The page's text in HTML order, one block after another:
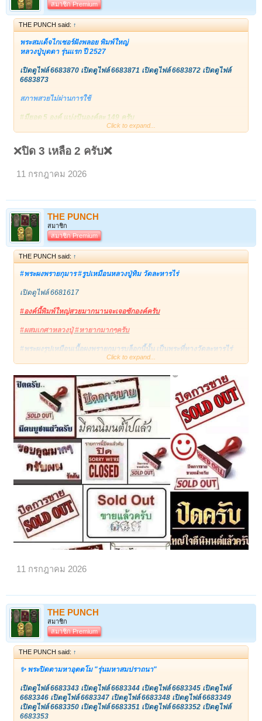
‎#ดังนั้นใครที่บูชาเหรียญนี้ติดตัวไว้ #จะมีแต่ชัยชนะเท่านั้น #คำว่าแพ้ไม่มี
#มีแต่ชนะอย่างเดียว ขอให้บูชาและเคารพอย่างจริงจัง และที่สำคัญ พระที่
ทำการพุทธาภิเษก ล้วนแต่ เป็นพระโพธิสัตว์ และ พระอรหันทั้งนั้น ยิ่งทำให้มี
อนุภาพสูงสุด
‎9 มหาราช ชาติไทย ล้วนแต่เป็นพระโพธิสัตว์ ทั้งหมด เพราะทุก พระองค์
ปรารถนา พุทธภูมิ และต่อไปท่านต้องตรัสรู้ เป็นองค์พระสัมมาสัมพุทธเจ้า
ทั้ง 9 พระองค์ สร้างเมื่อปี 2530 ปลุกเสก 10 ครั้ง
‎• จัดสร้างโดยสภาสังคมสงเคราะห์แห่งประเทศไทยในพระบรมราชูปถัมภ์
ในวโรกาสที่พระบาทสมเด็จพระเจ้าอยู่หัว
‎ภูมิพลอดุลยเดชมหาราช ทรงเจริญพระชนม์พรรษา 5 รอบ เมื่อวันที่ 5
‎สมเด็จพระพุทธโฆษาจารย์ วัดสามพระยา,
พระมหาวีระถาวโร (ลพ.ฤาษีลิงดำ วัดท่าซุง),
‎พระอาจารย์ ชื้น พุทธสาโร วัดญาณเสน,
‎พระครูสันติวรญาณ(สิม) วัดถ้ำผาปล่อง,
‎พระอุดมสังวรเถร(ลพ.อุตตมะ) วัดวังวิเวการาม,
‎พระครูฐาปนกิจสุนทร(ลพ.เปิ่น) วัดบางพระ,
‎พระครูปริมานุรักษ์(ลพ.พูล) วัดไผ่ล้อม,
‎หลวงปู่ม่น วัดเนินตามาก,
‎พระครูเกษมธรรมนันท์(ลพ.แช่ม) วัดดอนยายหอม,
‎ลพ.ไสว วัดปรีดาราม เป็นต้น
‎ด้านหน้าเป็นพระบรมฉายาลักษณ์ พระบาทสมเด็จพระเจ้าอยู่หัวภูมิพลอดุลย
เดชมหาราช รัชกาลที่ ๙
‎ด้านหลังเป็นพระบรมฉายาลักษณ์
‎ร่วมกับบรรพมหาราชกษัตริย์ไทย รวมเป็นมหาราช ๙ พระองค์ (นวมหาราช)
‎1. พระเจ้าพรหมมหาราช
‎2. พญาเม็งรายมหาราช
‎3. พระเจ้ารามคำแหงมหาราช
‎4. สมเด็จพระนเรศวรมหาราช
‎5. สมเด็จพระนารายณ์มหาราช
‎6. สมเด็จพระเจ้าตากสินมหาราช
‎7. สมเด็จพระพุทธยอดฟ้าจุฬาโลกมหาราช รัชกาลที่ ๑
‎8. สมเด็จพระปิยมหาราช รัชกาลที่ ๕
‎9. สมเด็จพระเจ้าอยู่หัวภูมิพลอดุลยเดชมหาราช รัชกาลที่ ๙
#สภาพสวย #พระไม่ผ่านการใช้เลย #ซีลเดิมๆครับ
#มียอดเนื้อทองแดง 2 องค์
แบ่งปันพิเศษองค์ละ 299 ครับ
เปิดดูไฟล์ 6683383 เปิดดูไฟล์ 6683384 เปิดดูไฟล์ 6683385 เปิดดูไฟล์
6683386
สมาชิก Premium
THE PUNCH said: ↑
พระสมเด็จไกเซอร์ฝังพลอย พิมพ์ใหญ่
หลวงปู่บุดดา รุ่นแรก ปี 2527
เปิดดูไฟล์ 6683870 เปิดดูไฟล์ 6683871 เปิดดูไฟล์ 6683872 เปิดดูไฟล์
6683873
สภาพสวยไม่ผ่านการใช้
#มียอด 5 องค์ แบ่งปันองค์ละ 149 ครับ
6683873
Click to expand...
❌ปิด 3 เหลือ 2 ครับ❌
11 กรกฎาคม 2026
THE PUNCH
สมาชิก
สมาชิก Premium
THE PUNCH said: ↑
#พระผงพรายกุมาร #รูปเหมือนหลวงปู่ทิม วัดละหารไร่
เปิดดูไฟล์ 6681617
#องค์นี้พิมพ์ใหญ่สวยมากนานจะเจอซักองค์ครับ
#ผสมเกศาหลวงปู่ #หายากมากๆครับ
#พระผงรูปเหมือนเนื้อผงพรายกุมารบล็อกนี้นั้น เป็นพระที่ทางวัดละหารไร่
รวบรวมมวลสารและจัดสร้างขึ้นภายในวัดเองโดยตรง เพื่อแจกสมนาคุณ
ติดตัวเป็นหลัก จึงเรียกกันในสายสะสมว่า "พระผงย้อนยุคพิมพ์เล็ก บล็อกวัด
ละหารไร่"
#เส้นเกศาที่เห็น: #เป็นเส้นเกศาแท้ ๆ ของหลวงปู่ทิม อิสริโก ที่ทางวัดได้เก็บ
รักษาไว้ในผอบที่กุฏิเก่าของท่านนับตั้งแต่วันที่ท่านมรณภาพ เมื่อจัดสร้าง
พระผงรูปเหมือนรุ่นนี้ในปี 2537 ทางวัดจึงนำเส้นเกศาเหล่านั้นออกมาผสม
และโรยสถิตไว้ในพิมพ์พระแต่ละองค์ เพื่อให้เกิดความเป็นสิริมงคลสูงสุด
ประหนึ่งมีตัวแทนของหลวงปู่คุ้มครอง
มวลสารหลัก: ผงพรายกุมารดั้งเดิมของหลวงปู่ทิมที่ทางวัดเก็บรักษาไว้, ผง
พุทธคุณวิเศษ, และคราบแป้งนวลรองพิมพ์ตามธรรมชาติ
#จัดพิธีพุทธาภิเษกภายใน วัดละหารไร่ ณ พระอุโบสถและวิหารหลวงปู่ทิม
โดยได้รับเมตตาจิตปลุกเสกจากพระเกจิอาจารย์สายระยอง-ตะวันออกยุคนั้น
โดยมี หลวงพ่อสาคร วัดหนองกรับ (ศิษย์เอกสืบทอดวิชาของหลวงปู่ทิม)
และ หลวงพ่อสิน วัดละหารใหญ่ ร่วมทำพิธีอธิษฐานจิตปลุกเสกประจุ
พุทธคุณให้อย่างเต็มเปี่ยม
#พระรุ่นนี้แม้จะสร้างหลังจากหลวงปู่ทิมมรณภาพนานแล้ว แต่มีมวลสาร
ย่อมเยาว์กว่า ใช้แทนกันได้ครับ
เปิดดูไฟล์ 6681617
Click to expand...
11 กรกฎาคม 2026
THE PUNCH
สมาชิก
สมาชิก Premium
THE PUNCH said: ↑
✨ พระปิดตามหาอุตตโม "รุ่นมหาสมปราถนา"
เปิดดูไฟล์ 6683343 เปิดดูไฟล์ 6683344 เปิดดูไฟล์ 6683345 เปิดดูไฟล์
6683346 เปิดดูไฟล์ 6683347 เปิดดูไฟล์ 6683348 เปิดดูไฟล์ 6683349
เปิดดูไฟล์ 6683350 เปิดดูไฟล์ 6683351 เปิดดูไฟล์ 6683352 เปิดดูไฟล์
6683353